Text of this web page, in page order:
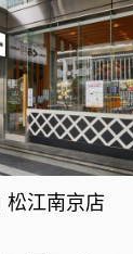
藏壽司 高雄